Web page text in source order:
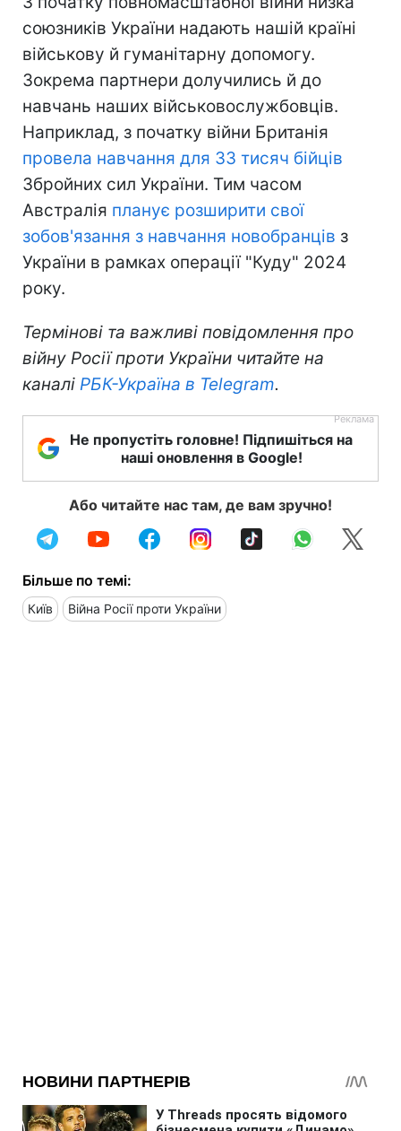
союзників України надають нашій країні
військову й гуманітарну допомогу.
Зокрема партнери долучились й до
навчань наших військовослужбовців.
Наприклад, з початку війни Британія
провела навчання для 33 тисяч бійців
Збройних сил України. Тим часом
Австралія планує розширити свої
зобов'язання з навчання новобранців з
України в рамках операції "Куду" 2024
року.
Термінові та важливі повідомлення про
війну Росії проти України читайте на
каналі РБК-Україна в Telegram.
Не пропустіть головне! Підпишіться на
наші оновлення в Google!
Або читайте нас там, де вам зручно!
Більше по темі:
Київ Війна Росії проти України